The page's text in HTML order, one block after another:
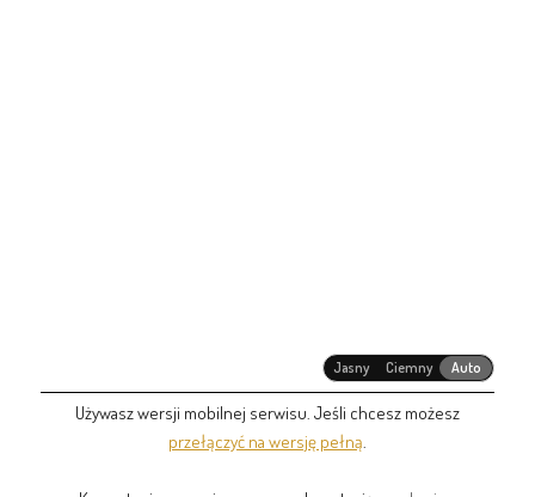
Jasny Ciemny Auto
Używasz wersji mobilnej serwisu. Jeśli chcesz możesz
przełączyć na wersję pełną